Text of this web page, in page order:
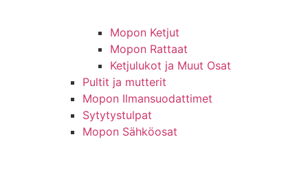
Mopon Ketjut
Mopon Rattaat
Ketjulukot ja Muut Osat
Pultit ja mutterit
Mopon Ilmansuodattimet
Sytytystulpat
Mopon Sähköosat